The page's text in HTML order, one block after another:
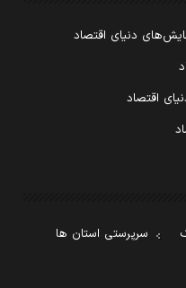
دنیای اقتصاد
اقتصاد
سرپرستی استان ها